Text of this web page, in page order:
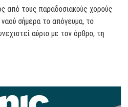
από τους παραδοσιακούς χορούς
σήμερα το απόγευμα, το
αύριο με τον όρθρο, τη